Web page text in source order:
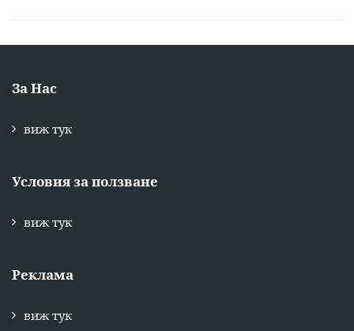
За Нас
виж тук
Условия за ползване
виж тук
Реклама
виж тук